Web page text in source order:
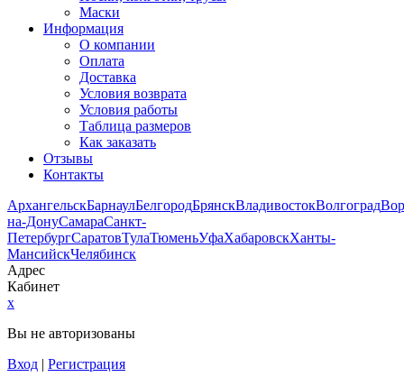
Маски
Информация
О компании
Оплата
Доставка
Условия возврата
Условия работы
Таблица размеров
Как заказать
Отзывы
Контакты
АрхангельскБарнаулБелгородБрянскВладивостокВолгоград
на-ДонуСамараСанкт-
ПетербургСаратовТулаТюменьУфаХабаровскХанты-
МансийскЧелябинск
Адрес
Кабинет
x
Вы не авторизованы
Вход | Регистрация